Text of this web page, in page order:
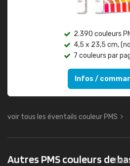
2.390 couleurs
4,5 x 23,5 cm,
7 couleurs par
Infos /
voir tous les éventails couleur PMS
Autres PMS couleurs detout